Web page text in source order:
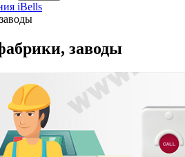
iBells
заводы